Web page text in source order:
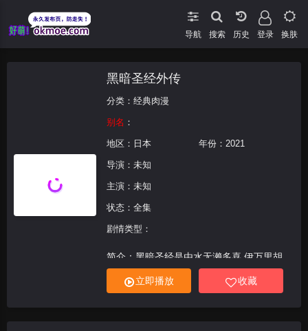
导航 搜索 登录 换肤
黑暗圣经外传
分类： 经典肉漫
别名 ：
地区： 日本 年份： 2021
导演：未知
主演：未知
状态：全集
剧情类型：
简介：黑暗圣经是由水无濑多喜,伊万里胡
桃,高城宽子,北见丽华,佐伯香织主演的一部
伦理类电影,是著名导演执导的日本电影。
黑暗圣经讲述的是。电影于2002上映。本
立即播放 收藏